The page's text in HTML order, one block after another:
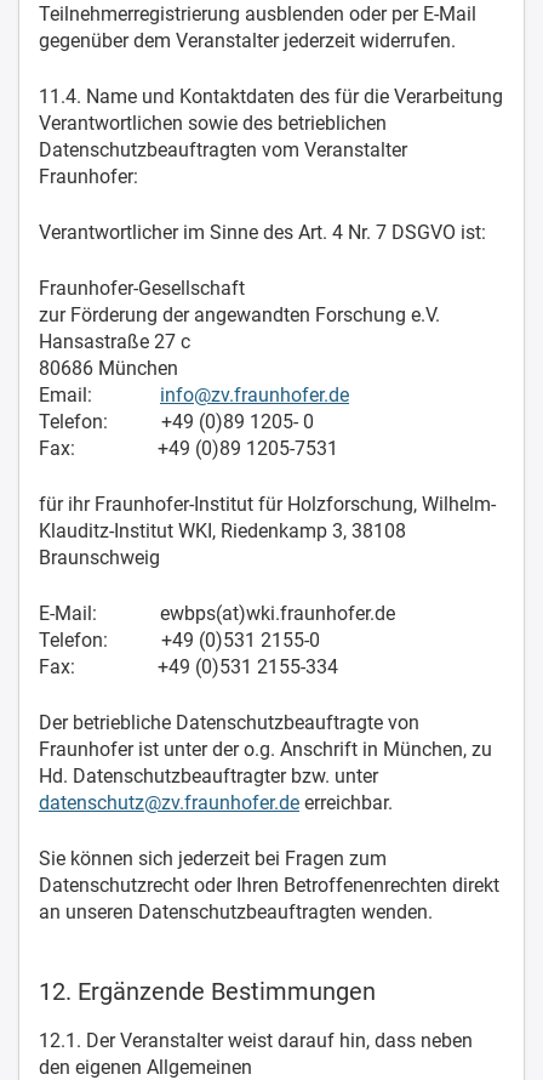
Teilnehmerregistrierung ausblenden oder per E-Mail
gegenüber dem Veranstalter jederzeit widerrufen.
11.4. Name und Kontaktdaten des für die Verarbeitung
Verantwortlichen sowie des betrieblichen
Datenschutzbeauftragten vom Veranstalter
Fraunhofer:
Verantwortlicher im Sinne des Art. 4 Nr. 7 DSGVO ist:
Fraunhofer-Gesellschaft
zur Förderung der angewandten Forschung e.V.
Hansastraße 27 c
80686 München
Email: info@zv.fraunhofer.de
Telefon: +49 (0)89 1205- 0
Fax: +49 (0)89 1205-7531
für ihr Fraunhofer-Institut für Holzforschung, Wilhelm-
Klauditz-Institut WKI, Riedenkamp 3, 38108
Braunschweig
E-Mail: ewbps(at)wki.fraunhofer.de
Telefon: +49 (0)531 2155-0
Fax: +49 (0)531 2155-334
Der betriebliche Datenschutzbeauftragte von
Fraunhofer ist unter der o.g. Anschrift in München, zu
Hd. Datenschutzbeauftragter bzw. unter
datenschutz@zv.fraunhofer.de erreichbar.
Sie können sich jederzeit bei Fragen zum
Datenschutzrecht oder Ihren Betroffenenrechten direkt
an unseren Datenschutzbeauftragten wenden.
12. Ergänzende Bestimmungen
12.1. Der Veranstalter weist darauf hin, dass neben
den eigenen Allgemeinen